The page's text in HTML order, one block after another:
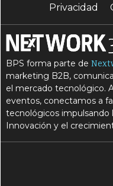
Privacidad
BPS forma parte de
marketing B2B,
el mercado tecnológico.
eventos, conectamos a
tecnológicos impulsando
Innovación y el